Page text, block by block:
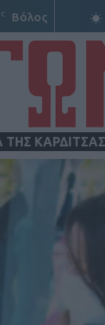
C Βόλος
ΚΑΡΔΙΤΣΑΣ